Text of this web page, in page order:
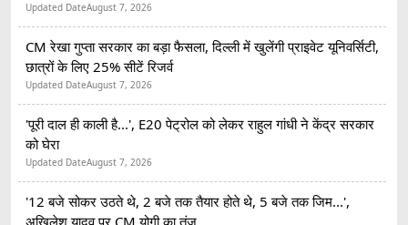
Updated DateAugust 7, 2026
CM रेखा गुप्ता सरकार का बड़ा फैसला, दिल्ली में खुलेंगी प्राइवेट यूनिवर्सिटी,
छात्रों के लिए 25% सीटें रिजर्व
Updated DateAugust 7, 2026
'पूरी दाल ही काली है...', E20 पेट्रोल को लेकर राहुल गांधी ने केंद्र सरकार
को घेरा
Updated DateAugust 7, 2026
'12 बजे सोकर उठते थे, 2 बजे तक तैयार होते थे, 5 बजे तक जिम...',